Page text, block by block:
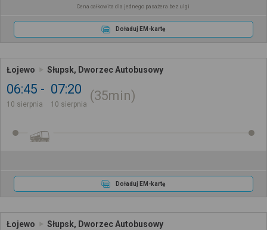
Cena całkowita dla jednego pasażera bez ulgi
Doładuj EM-kartę
Łojewo Słupsk, Dworzec Autobusowy
06:45
10 sierpnia
07:20
10 sierpnia
35min
Doładuj EM-kartę
Łojewo Słupsk, Dworzec Autobusowy